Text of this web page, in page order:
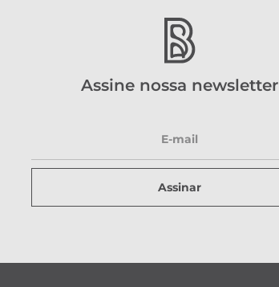
Assine nossa newsletter
Assinar